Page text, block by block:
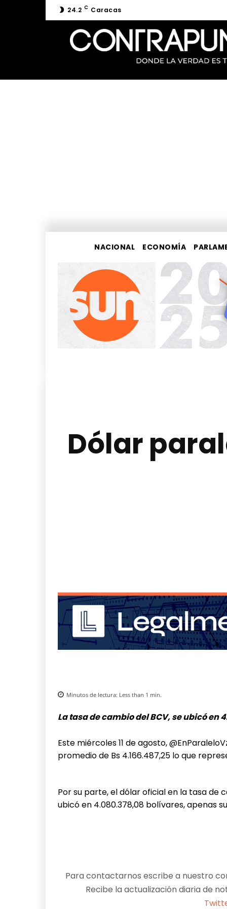
24.2 C Caracas
NACIONAL ECONOMÍA
Dólar
Minutos de lectura: Less than 1 min.
La tasa de cambio del BCV, se ubicó en
Este miércoles 11 de agosto,
promedio de Bs 4.166.487,25 lo que
Por su parte, el dólar oficial en la tasa de
ubicó en 4.080.378,08 bolívares, apenas
Para contactarnos escribe a nuestro
Recibe la actualización diaria de